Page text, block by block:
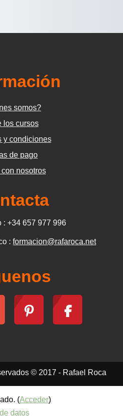
somos?
los cursos
y condiciones
de pago
nosotros
: +34 657 977 996
: formacion@rafaroca.net
© 2017 - Rafael Roca
(Acceder)
datos